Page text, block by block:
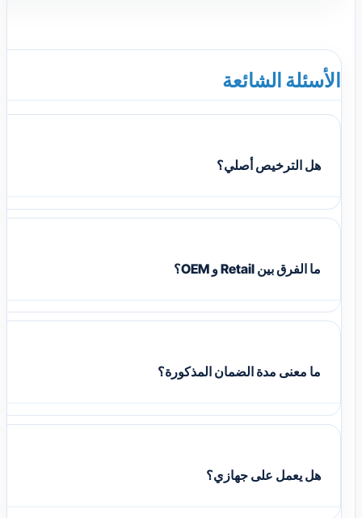
الأسئلة الشائعة
هل الترخيص أصلي؟
ما الفرق بين Retail و OEM؟
ما معنى مدة الضمان المذكورة؟
هل يعمل على جهازي؟